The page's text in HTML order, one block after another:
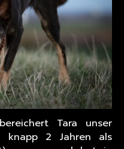
Tara unser
knapp 2 Jahren als